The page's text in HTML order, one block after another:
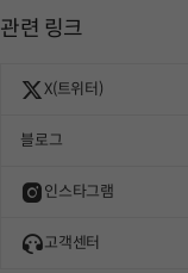
관련 링크
X(트위터)
블로그
인스타그램
고객센터